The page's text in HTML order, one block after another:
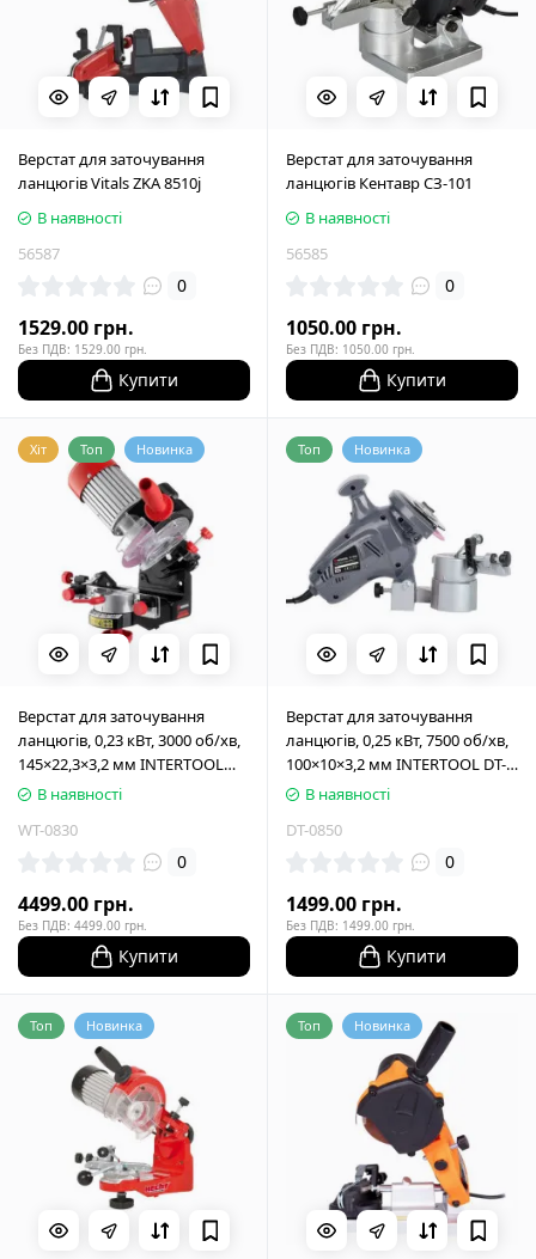
Верстат для заточування
ланцюгів Vitals ZKA 8510j
В наявності
56587
0
1529.00 грн.
Без ПДВ: 1529.00 грн.
Купити
Верстат для заточування
ланцюгів Кентавр СЗ-101
В наявності
56585
0
1050.00 грн.
Без ПДВ: 1050.00 грн.
Купити
Хіт Топ Новинка
Верстат для заточування
ланцюгів, 0,23 кВт, 3000 об/хв,
145×22,3×3,2 мм INTERTOOL
WT-0830
В наявності
WT-0830
0
4499.00 грн.
Без ПДВ: 4499.00 грн.
Купити
Топ Новинка
Верстат для заточування
ланцюгів, 0,25 кВт, 7500 об/хв,
100×10×3,2 мм INTERTOOL DT-
0850В наявності
DT-0850
0
1499.00 грн.
Без ПДВ: 1499.00 грн.
Купити
Топ Новинка Топ Новинка